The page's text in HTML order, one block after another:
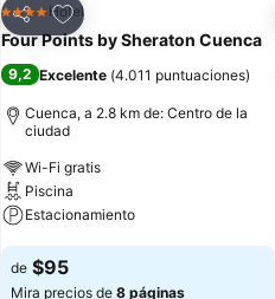
Compartir
Agregar a favoritos
4 EstrellasHotel
Four Points by Sheraton Cuenca
9,2 Excelente (4.011 puntuaciones)
Cuenca, a 2.8 km de: Centro de la
ciudad
Wi-Fi gratis
Piscina
Estacionamiento
Ver precios
de $95
Mira precios de 8 páginas